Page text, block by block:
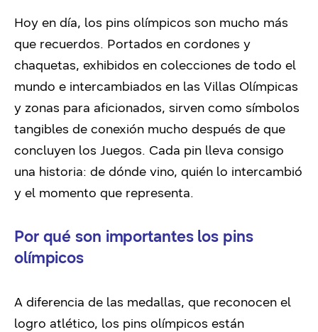
Hoy en día, los pins olímpicos son mucho más
que recuerdos. Portados en cordones y
chaquetas, exhibidos en colecciones de todo el
mundo e intercambiados en las Villas Olímpicas
y zonas para aficionados, sirven como símbolos
tangibles de conexión mucho después de que
concluyen los Juegos. Cada pin lleva consigo
una historia: de dónde vino, quién lo intercambió
y el momento que representa.
Por qué son importantes los pins
olímpicos
A diferencia de las medallas, que reconocen el
logro atlético, los pins olímpicos están